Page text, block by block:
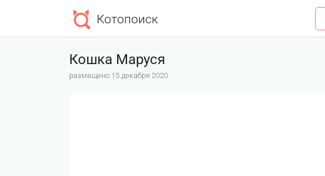
Котопоиск
Кошка Маруся
размещено 15 декабря 2020